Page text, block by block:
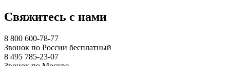
Свяжитесь с нами
8 800 600-78-77
Звонок по России бесплатный
8 495 785-23-07